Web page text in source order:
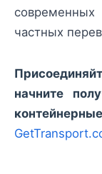
частных
начните